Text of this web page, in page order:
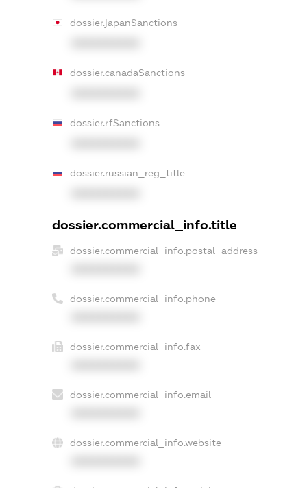
dossier.japanSanctions
dossier.canadaSanctions
dossier.rfSanctions
dossier.russian_reg_title
dossier.commercial_info.title
dossier.commercial_info.postal_address
dossier.commercial_info.phone
dossier.commercial_info.fax
dossier.commercial_info.email
dossier.commercial_info.website